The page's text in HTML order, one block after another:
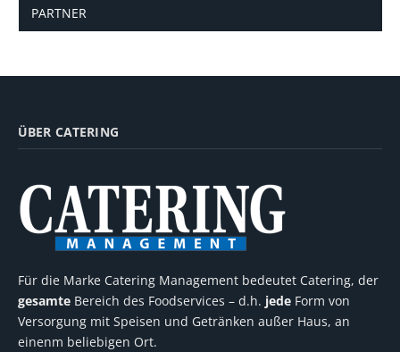
PARTNER
ÜBER CATERING
Für die Marke Catering Management bedeutet Catering, der
gesamte Bereich des Foodservices – d.h. jede Form von
Versorgung mit Speisen und Getränken außer Haus, an
einenm beliebigen Ort.